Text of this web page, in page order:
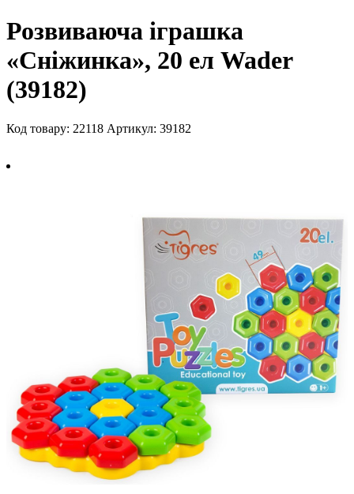
Розвиваюча іграшка
«Сніжинка», 20 ел Wader
(39182)
Код товару: 22118 Артикул: 39182